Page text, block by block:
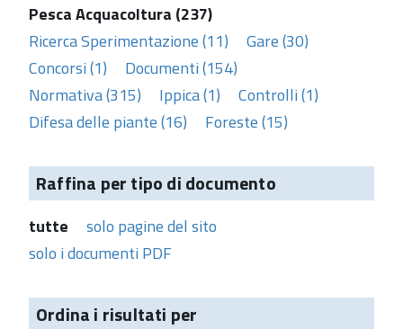
Pesca Acquacoltura (237)
Ricerca Sperimentazione (11)
Gare (30)
Concorsi (1)
Documenti (154)
Normativa (315)
Ippica (1)
Controlli (1)
Difesa delle piante (16)
Foreste (15)
Raffina per tipo di documento
tutte
solo pagine del sito
solo i documenti PDF
Ordina i risultati per